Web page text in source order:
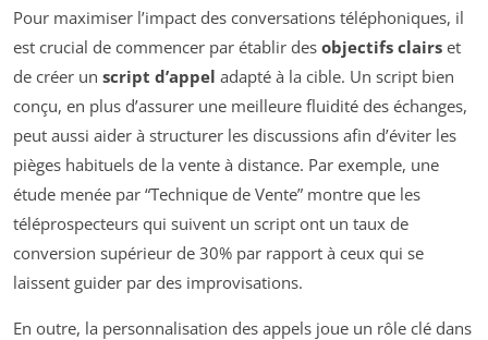
Pour maximiser l’impact des conversations téléphoniques, il
est crucial de commencer par établir des objectifs clairs et
de créer un script d’appel adapté à la cible. Un script bien
conçu, en plus d’assurer une meilleure fluidité des échanges,
peut aussi aider à structurer les discussions afin d’éviter les
pièges habituels de la vente à distance. Par exemple, une
étude menée par “Technique de Vente” montre que les
téléprospecteurs qui suivent un script ont un taux de
conversion supérieur de 30% par rapport à ceux qui se
laissent guider par des improvisations.
En outre, la personnalisation des appels joue un rôle clé dans